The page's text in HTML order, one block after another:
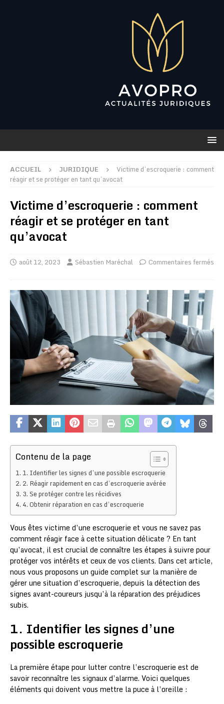
ACCUEIL JURIDIQUE
Victime d’escroquerie : comment
réagir et se protéger en tant qu’avocat
Victime d’escroquerie : comment
réagir et se protéger en tant
qu’avocat
août 12, 2023 Sébastien Maréchal Commentaires fermés
Contenu de la page
1. Identifier les signes d’une possible escroquerie
2. Réagir rapidement en cas d’escroquerie avérée
3. Se protéger contre les récidives
4. Obtenir réparation en cas d’escroquerie
Vous êtes victime d’une escroquerie et vous ne savez pas
comment réagir face à cette situation délicate ? En tant
qu’avocat, il est crucial de connaître les étapes à suivre pour
protéger vos intérêts et ceux de vos clients. Dans cet article,
nous vous proposons un guide complet sur la manière de
gérer une situation d’escroquerie, depuis la détection des
signes avant-coureurs jusqu’à la réparation des préjudices
subis.
1. Identifier les signes d’une
possible escroquerie
La première étape pour lutter contre l’escroquerie est de
savoir reconnaître les signaux d’alarme. Voici quelques
éléments qui doivent vous mettre la puce à l’oreille :